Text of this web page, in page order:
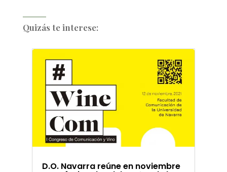
Quizás te interese:
D.O. Navarra reúne en noviembre